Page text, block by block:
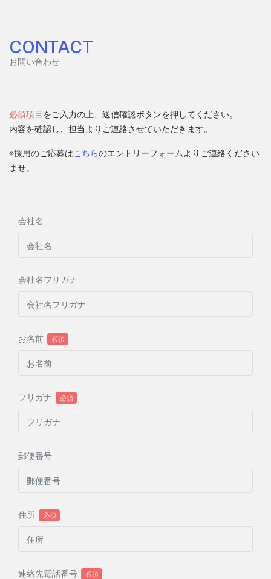
お問い合わせ
CONTACT
必須項目 をご入力の上、送信確認ボタンを押してください。
内容を確認し、担当よりご連絡させていただきます。
※採用のご応募はこちらのエントリーフォームよりご連絡ください
ませ。
会社名
会社名フリガナ
お名前
フリガナ
郵便番号
住所
連絡先電話番号